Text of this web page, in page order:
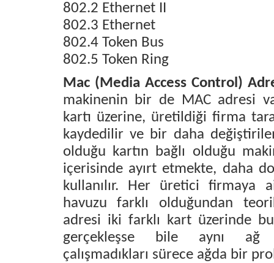
802.2 Ethernet II
802.3 Ethernet
802.4 Token Bus
802.5 Token Ring
Mac (Media Access Control)
makinenin bir de MAC adresi
kartı üzerine, üretildiği firma
kaydedilir ve bir daha
olduğu kartın bağlı olduğu
içerisinde ayırt etmekte, daha
kullanılır. Her üretici firmaya
havuzu farklı olduğundan
adresi iki farklı kart üzerinde
gerçekleşse bile aynı ağ
çalışmadıkları sürece ağda bir